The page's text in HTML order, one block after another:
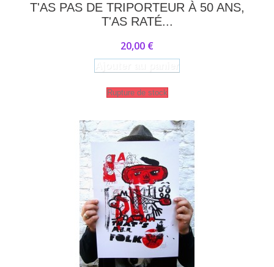
T'AS PAS DE TRIPORTEUR À 50 ANS,
T'AS RATÉ...
20,00 €
Rupture de stock